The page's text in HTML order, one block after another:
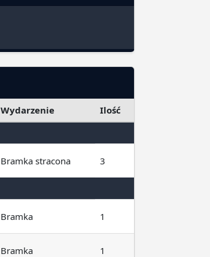
Wydarzenie Ilość
Bramka stracona 3
Bramka 1
Bramka 1